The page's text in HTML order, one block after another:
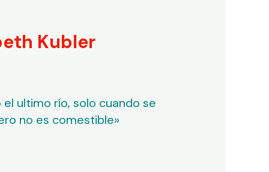
Kubler
ultimo río, solo cuando se
no es comestible»